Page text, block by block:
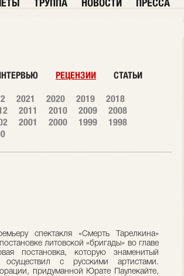
ТРУППА НОВОСТИ ПРЕССА
РЕЦЕНЗИИ СТАТЬИ
2021 2020 2019
2018
2011 2010 2009
2008
2001 2000 1999
1998
спектакля «Смерть Тарелкина»
литовской «бригады» во главе
постановка, которую знаменитый
с русскими артистами.
придуманной Юрате Паулекайте,